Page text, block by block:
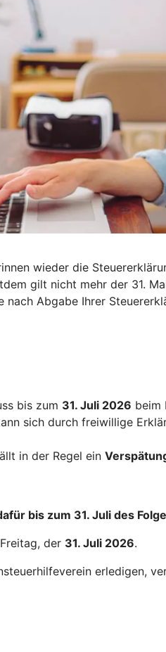
wieder die
gilt nicht mehr der 31.
Abgabe Ihrer
bis zum 31. Juli 2026 beim
sich durch freiwillige
in der Regel ein
bis zum 31. Juli des
der 31. Juli 2026.
erledigen,